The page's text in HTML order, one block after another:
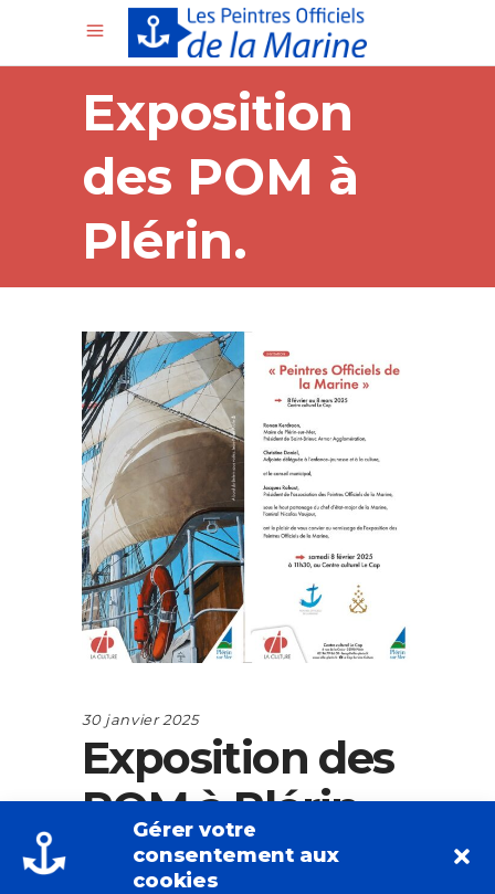
Gérer votre
consentement aux
cookies
Exposition
des POM à
Plérin.
30 janvier 2025
Exposition des
POM à Plérin.